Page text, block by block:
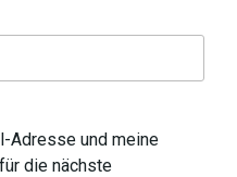
Adresse und meine
die nächste